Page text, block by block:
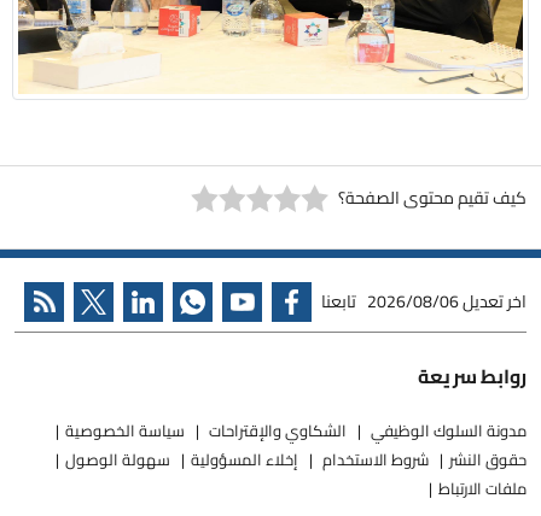
كيف تقيم محتوى الصفحة؟
اخر تعديل2026/08/06 تابعنا
روابط سريعة
مدونة السلوك الوظيفي الشكاوي والإقتراحات
سياسة الخصوصية
حقوق النشر
شروط الاستخدام إخلاء المسؤولية
سهولة الوصول
ملفات الارتباط